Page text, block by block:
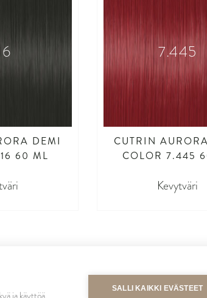
DEMI
60 ML
7.445
CUTRIN
COLOR 7.445
Kevytväri
SALLI KAIKKI EVÄSTEET